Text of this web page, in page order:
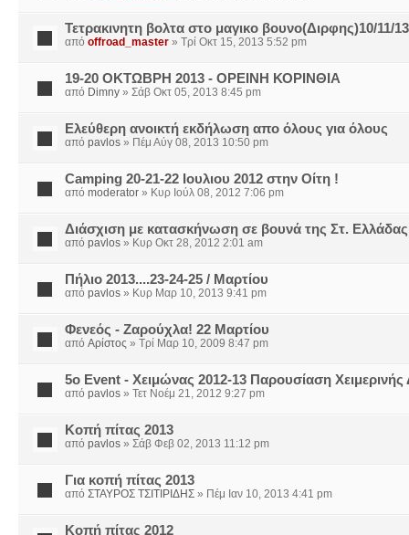
Τετρακινητη βολτα στο μαγικο βουνο(Διρφης)10/11/
από offroad_master » Τρί Οκτ 15, 2013 5:52 pm
19-20 ΟΚΤΩΒΡΗ 2013 - ΟΡΕΙΝΗ ΚΟΡΙΝΘΙΑ
από Dimny » Σάβ Οκτ 05, 2013 8:45 pm
Ελεύθερη ανοικτή εκδήλωση απο όλους για όλους
από pavlos » Πέμ Αύγ 08, 2013 10:50 pm
Camping 20-21-22 Ιουλιου 2012 στην Οίτη !
από moderator » Κυρ Ιούλ 08, 2012 7:06 pm
Διάσχιση με κατασκήνωση σε βουνά της Στ.
από pavlos » Κυρ Οκτ 28, 2012 2:01 am
Πήλιο 2013....23-24-25 / Μαρτίου
από pavlos » Κυρ Μαρ 10, 2013 9:41 pm
Φενεός - Ζαρούχλα! 22 Μαρτίου
από Αρίστος » Τρί Μαρ 10, 2009 8:47 pm
5ο Event - Χειμώνας 2012-13 Παρουσίαση Χειμερινής
από pavlos » Τετ Νοέμ 21, 2012 9:27 pm
Κοπή πίτας 2013
από pavlos » Σάβ Φεβ 02, 2013 11:12 pm
Για κοπή πίτας 2013
από ΣΤΑΥΡΟΣ ΤΣΙΤΙΡΙΔΗΣ » Πέμ Ιαν 10, 2013 4:41 pm
Κοπή πίτας 2012